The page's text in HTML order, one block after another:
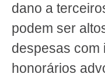
dano a
podem ser
despesas com
honorários